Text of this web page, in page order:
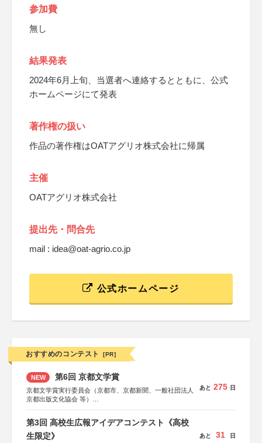
参加費
無し
結果発表
2024年6月上旬、当選者へ連絡するとともに、公式
ホームページにて発表
著作権の扱い
作品の著作権はOATアグリオ株式会社に帰属
主催
OATアグリオ株式会社
提出先・問合先
mail : idea@oat-agrio.co.jp
公式ホームページ
おすすめのコンテスト [PR]
NEW 第6回 京都文学賞
京都文学賞実行委員会（京都市、京都新聞、一般社団法人
京都出版文化協会 等）
KADOKAWA、河出書房新社、幻冬舎、講談社、光文社、
集英社、小学館、祥伝社、新潮社、淡交社、ちいさいミシ
マ社、徳間書店、早川書房、PHP研究所、双葉社、文藝春
あと 275 日
第3回 高校生広報アイデアコンテスト《高校
生限定》
あと 31 日